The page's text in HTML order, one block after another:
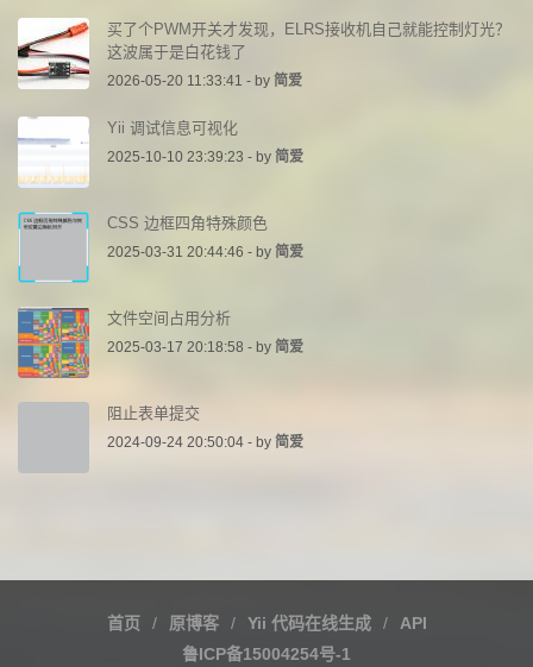
买了个PWM开关才发现，ELRS接收机自己就能控制灯光？
这波属于是白花钱了
2026-05-20 11:33:41 - by 简爱
Yii 调试信息可视化
2025-10-10 23:39:23 - by 简爱
CSS 边框四角特殊颜色
2025-03-31 20:44:46 - by 简爱
文件空间占用分析
2025-03-17 20:18:58 - by 简爱
阻止表单提交
2024-09-24 20:50:04 - by 简爱
首页 原博客 Yii 代码在线生成
API
鲁ICP备15004254号-1